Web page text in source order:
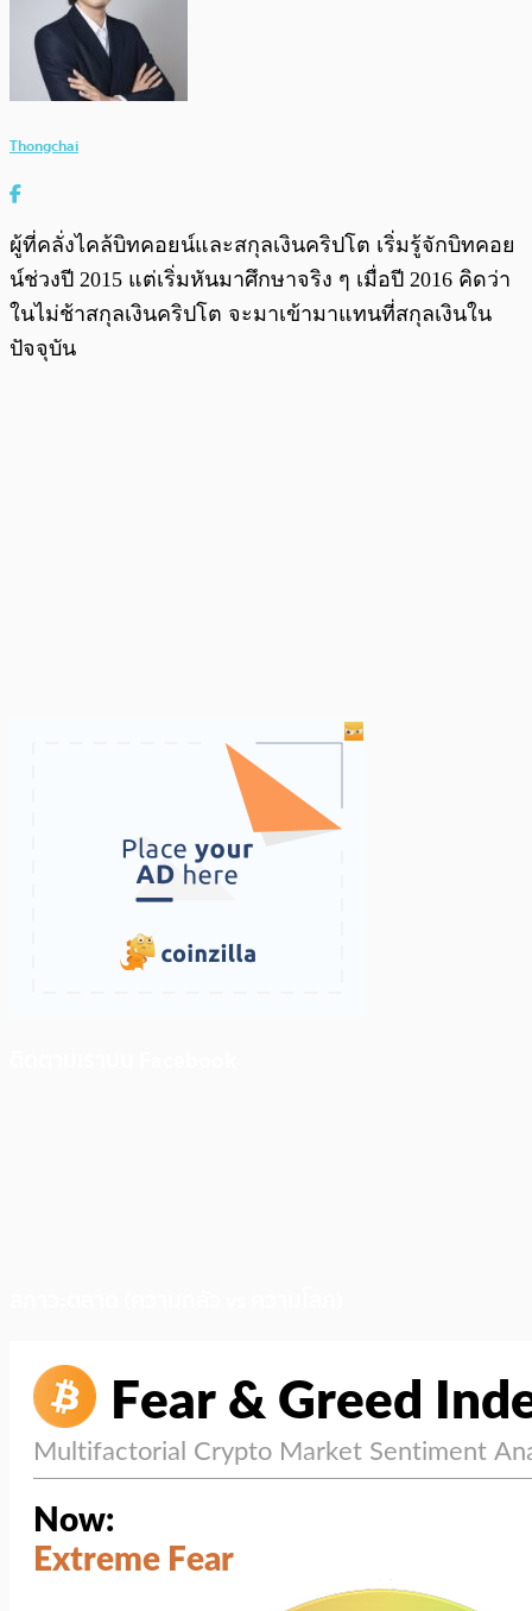
Thongchai
ผู้ที่คลั่งไคล้บิทคอยน์และสกุลเงินคริปโต เริ่มรู้จักบิทคอย
น์ช่วงปี 2015 แต่เริ่มหันมาศึกษาจริง ๆ เมื่อปี 2016 คิดว่า
ในไม่ช้าสกุลเงินคริปโต จะมาเข้ามาแทนที่สกุลเงินใน
ปัจจุบัน